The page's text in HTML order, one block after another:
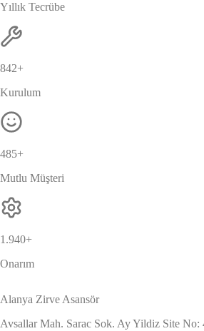
Yıllık Tecrübe
869+
Kurulum
500+
Mutlu Müşteri
2.000+
Onarım
Alanya Zirve Asansör
Avsallar Mah. Sarac Sok. Ay Yildiz Site